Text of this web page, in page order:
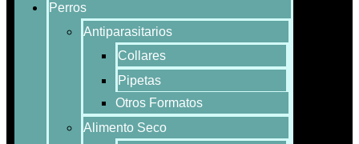
Perros
Antiparasitarios
Collares
Pipetas
Otros Formatos
Alimento Seco